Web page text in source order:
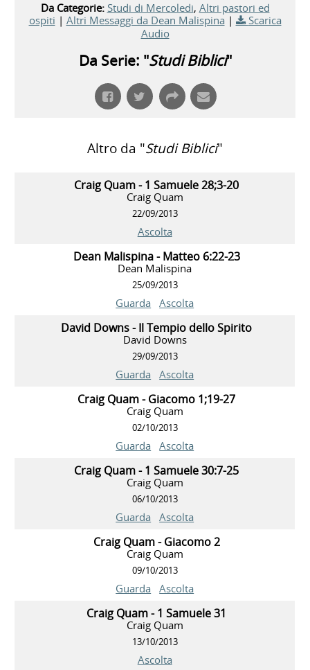
Da Categorie: Studi di Mercoledi, Altri pastori ed
ospiti | Altri Messaggi da Dean Malispina |
Scarica
Audio
Da Serie: "Studi Biblici"
Altro da "Studi Biblici"
Craig Quam - 1 Samuele 28;3-20
Craig Quam
22/09/2013
Ascolta
Dean Malispina - Matteo 6:22-23
Dean Malispina
25/09/2013
Guarda Ascolta
David Downs - Il Tempio dello Spirito
David Downs
29/09/2013
Guarda Ascolta
Craig Quam - Giacomo 1;19-27
Craig Quam
02/10/2013
Guarda Ascolta
Craig Quam - 1 Samuele 30:7-25
Craig Quam
06/10/2013
Guarda Ascolta
Craig Quam - Giacomo 2
Craig Quam
09/10/2013
Guarda Ascolta
Craig Quam - 1 Samuele 31
Craig Quam
13/10/2013
Ascolta